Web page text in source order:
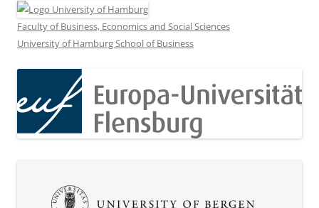
Faculty of Business, Economics and Social Sciences
University of Hamburg School of Business